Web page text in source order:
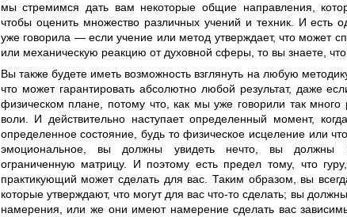
мы стремимся дать вам некоторые общие направления,
чтобы оценить множество различных учений и техник. И есть
уже говорила — если учение или метод утверждает, что может
или механическую реакцию от духовной сферы, то вы знаете, что
Вы также будете иметь возможность взглянуть на любую
что может гарантировать абсолютно любой результат, даже
физическом плане, потому что, как мы уже говорили так много
воли. И действительно наступает определенный момент,
определенное состояние, будь то физическое исцеление или
эмоциональное, вы должны увидеть нечто, вы должны
ограниченную матрицу. И поэтому есть предел тому, что
практикующий может сделать для вас. Таким образом, вы
которые утверждают, что могут для вас что-то сделать; вы
намерения, или же они имеют намерение сделать вас